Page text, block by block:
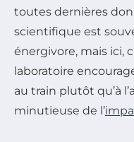
toutes dernières
scientifique est
énergivore, mais ici,
laboratoire
au train plutôt qu’à
minutieuse de l’